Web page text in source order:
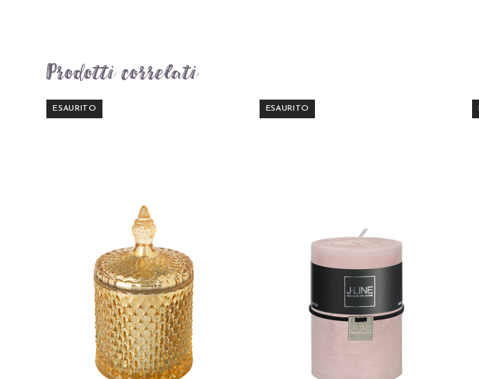
Prodotti correlati
ESAURITO ESAURITO